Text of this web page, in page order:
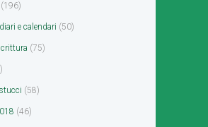
(196)
e calendari (50)
(75)
(58)
(46)